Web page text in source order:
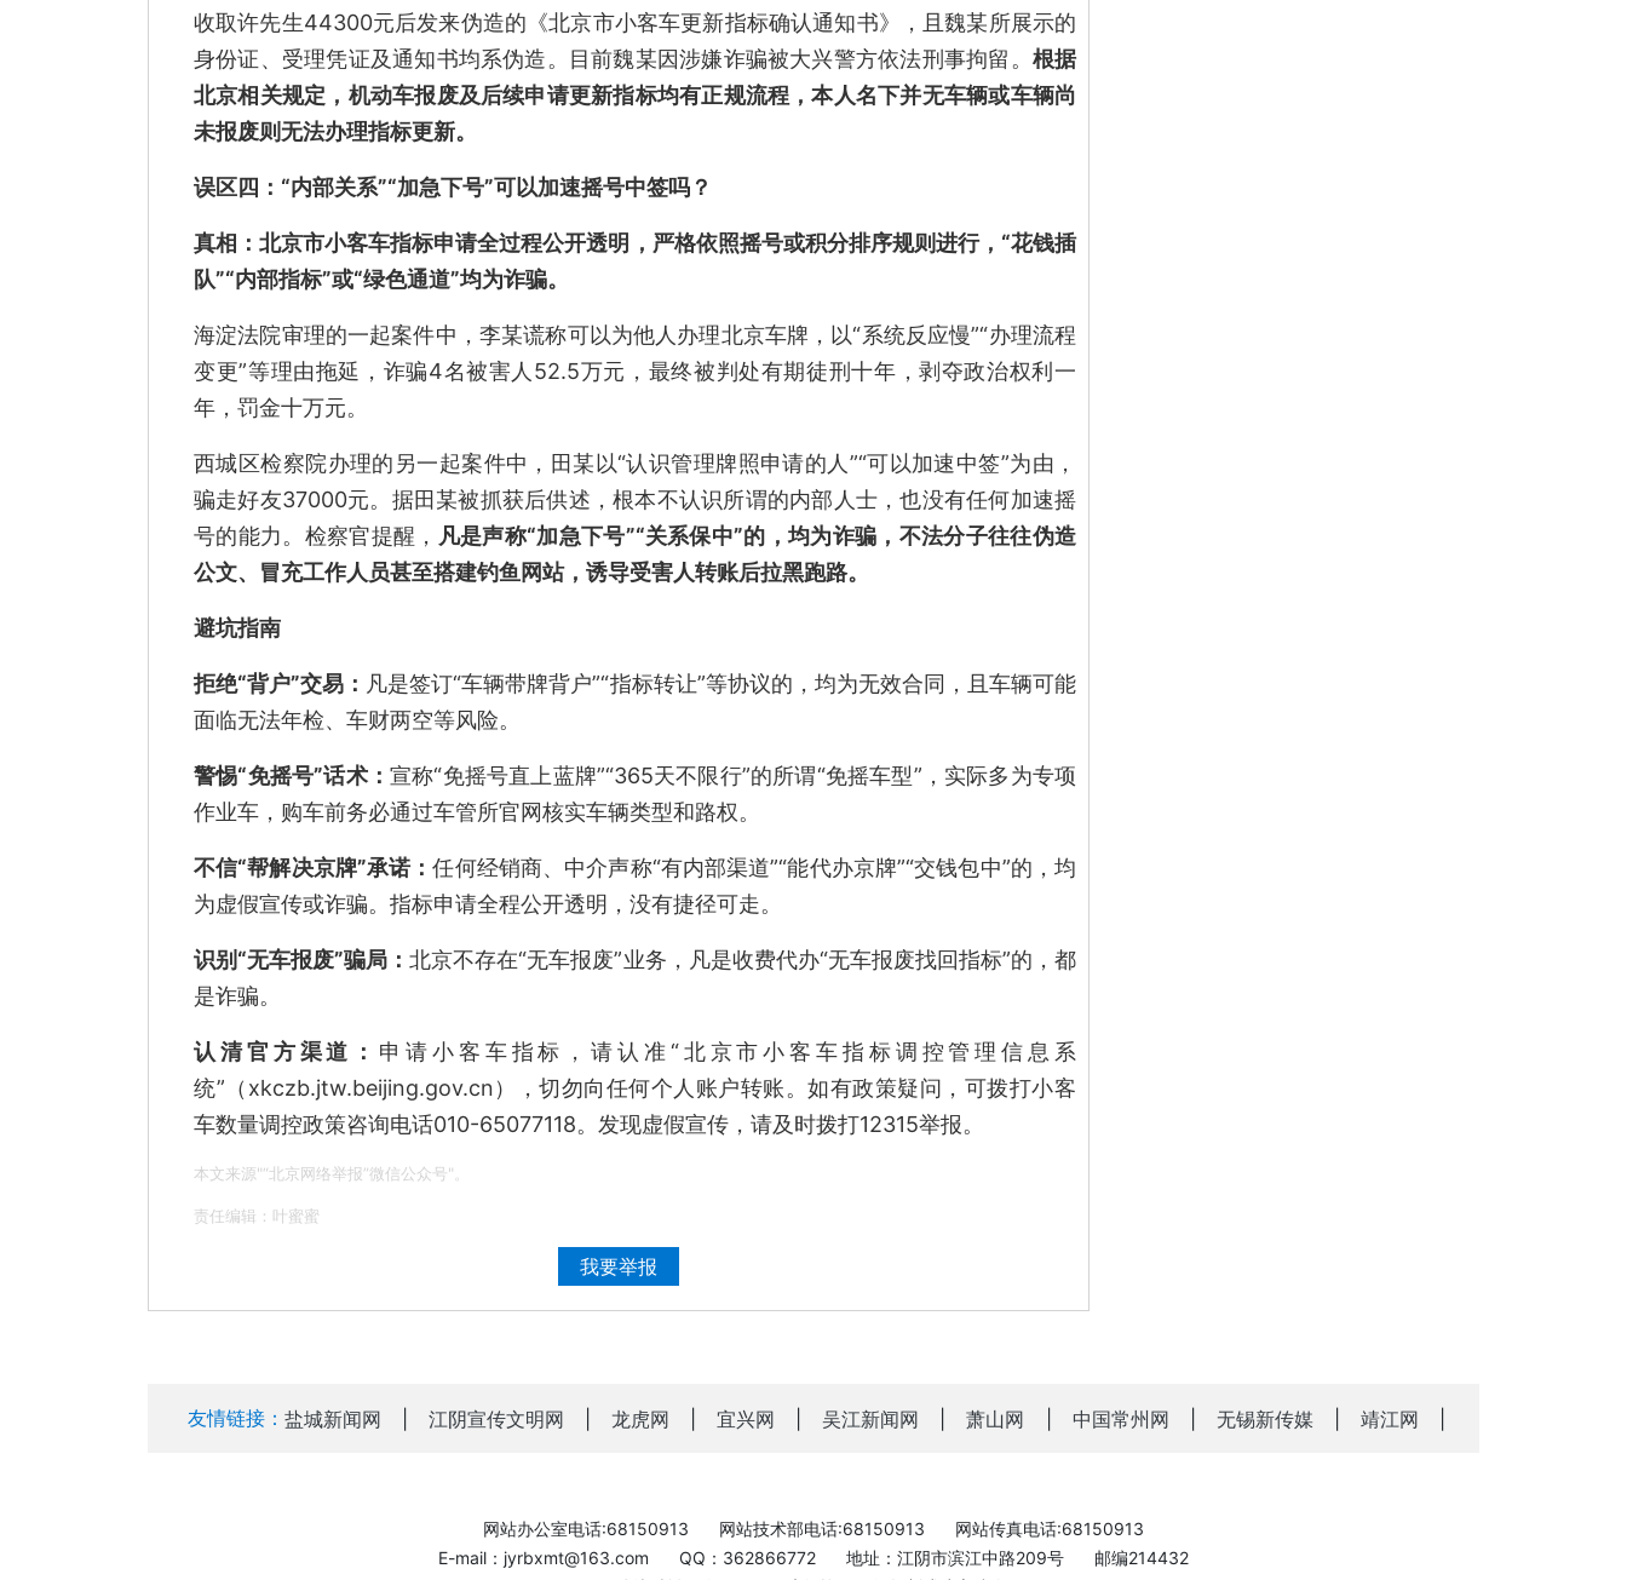
收取许先生44300元后发来伪造的《北京市小客车更新指标确认通知书》，且魏某所展示的
身份证、受理凭证及通知书均系伪造。目前魏某因涉嫌诈骗被大兴警方依法刑事拘留。 根据
北京相关规定，机动车报废及后续申请更新指标均有正规流程，本人名下并无车辆或车辆尚
未报废则无法办理指标更新。
误区四：“内部关系”“加急下号”可以加速摇号中签吗？
真相：北京市小客车指标申请全过程公开透明，严格依照摇号或积分排序规则进行，“花钱插
队”“内部指标”或“绿色通道”均为诈骗。
海淀法院审理的一起案件中，李某谎称可以为他人办理北京车牌，以“系统反应慢”“办理流程
变更”等理由拖延，诈骗4名被害人52.5万元，最终被判处有期徒刑十年，剥夺政治权利一
年，罚金十万元。
西城区检察院办理的另一起案件中，田某以“认识管理牌照申请的人”“可以加速中签”为由，
骗走好友37000元。据田某被抓获后供述，根本不认识所谓的内部人士，也没有任何加速摇
号的能力。检察官提醒， 凡是声称“加急下号”“关系保中”的，均为诈骗，不法分子往往伪造
公文、冒充工作人员甚至搭建钓鱼网站，诱导受害人转账后拉黑跑路。
避坑指南
拒绝“背户”交易： 凡是签订“车辆带牌背户”“指标转让”等协议的，均为无效合同，且车辆可能
面临无法年检、车财两空等风险。
警惕“免摇号”话术： 宣称“免摇号直上蓝牌”“365天不限行”的所谓“免摇车型”，实际多为专项
作业车，购车前务必通过车管所官网核实车辆类型和路权。
不信“帮解决京牌”承诺：任何经销商、中介声称“有内部渠道”“能代办京牌”“交钱包中”的，均
为虚假宣传或诈骗。指标申请全程公开透明，没有捷径可走。
识别“无车报废”骗局：北京不存在“无车报废”业务，凡是收费代办“无车报废找回指标”的，都
是诈骗。
认清官方渠道： 申请小客车指标，请认准“北京市小客车指标调控管理信息系
统”（xkczb.jtw.beijing.gov.cn），切勿向任何个人账户转账。如有政策疑问，可拨打小客
车数量调控政策咨询电话010-65077118。发现虚假宣传，请及时拨打12315举报。
本文来源"“北京网络举报”微信公众号"。
责任编辑：叶蜜蜜
我要举报
友情链接： 盐城新闻网 江阴宣传文明网 龙虎网 宜兴网 吴江新闻网 萧山网 中国常州网 无锡新传媒 靖江网
网站办公室电话:68150913 网站技术部电话:68150913
网站传真电话:68150913
E-mail：jyrbxmt@163.com
QQ：362866772 地址：江阴市滨江中路209号
邮编214432